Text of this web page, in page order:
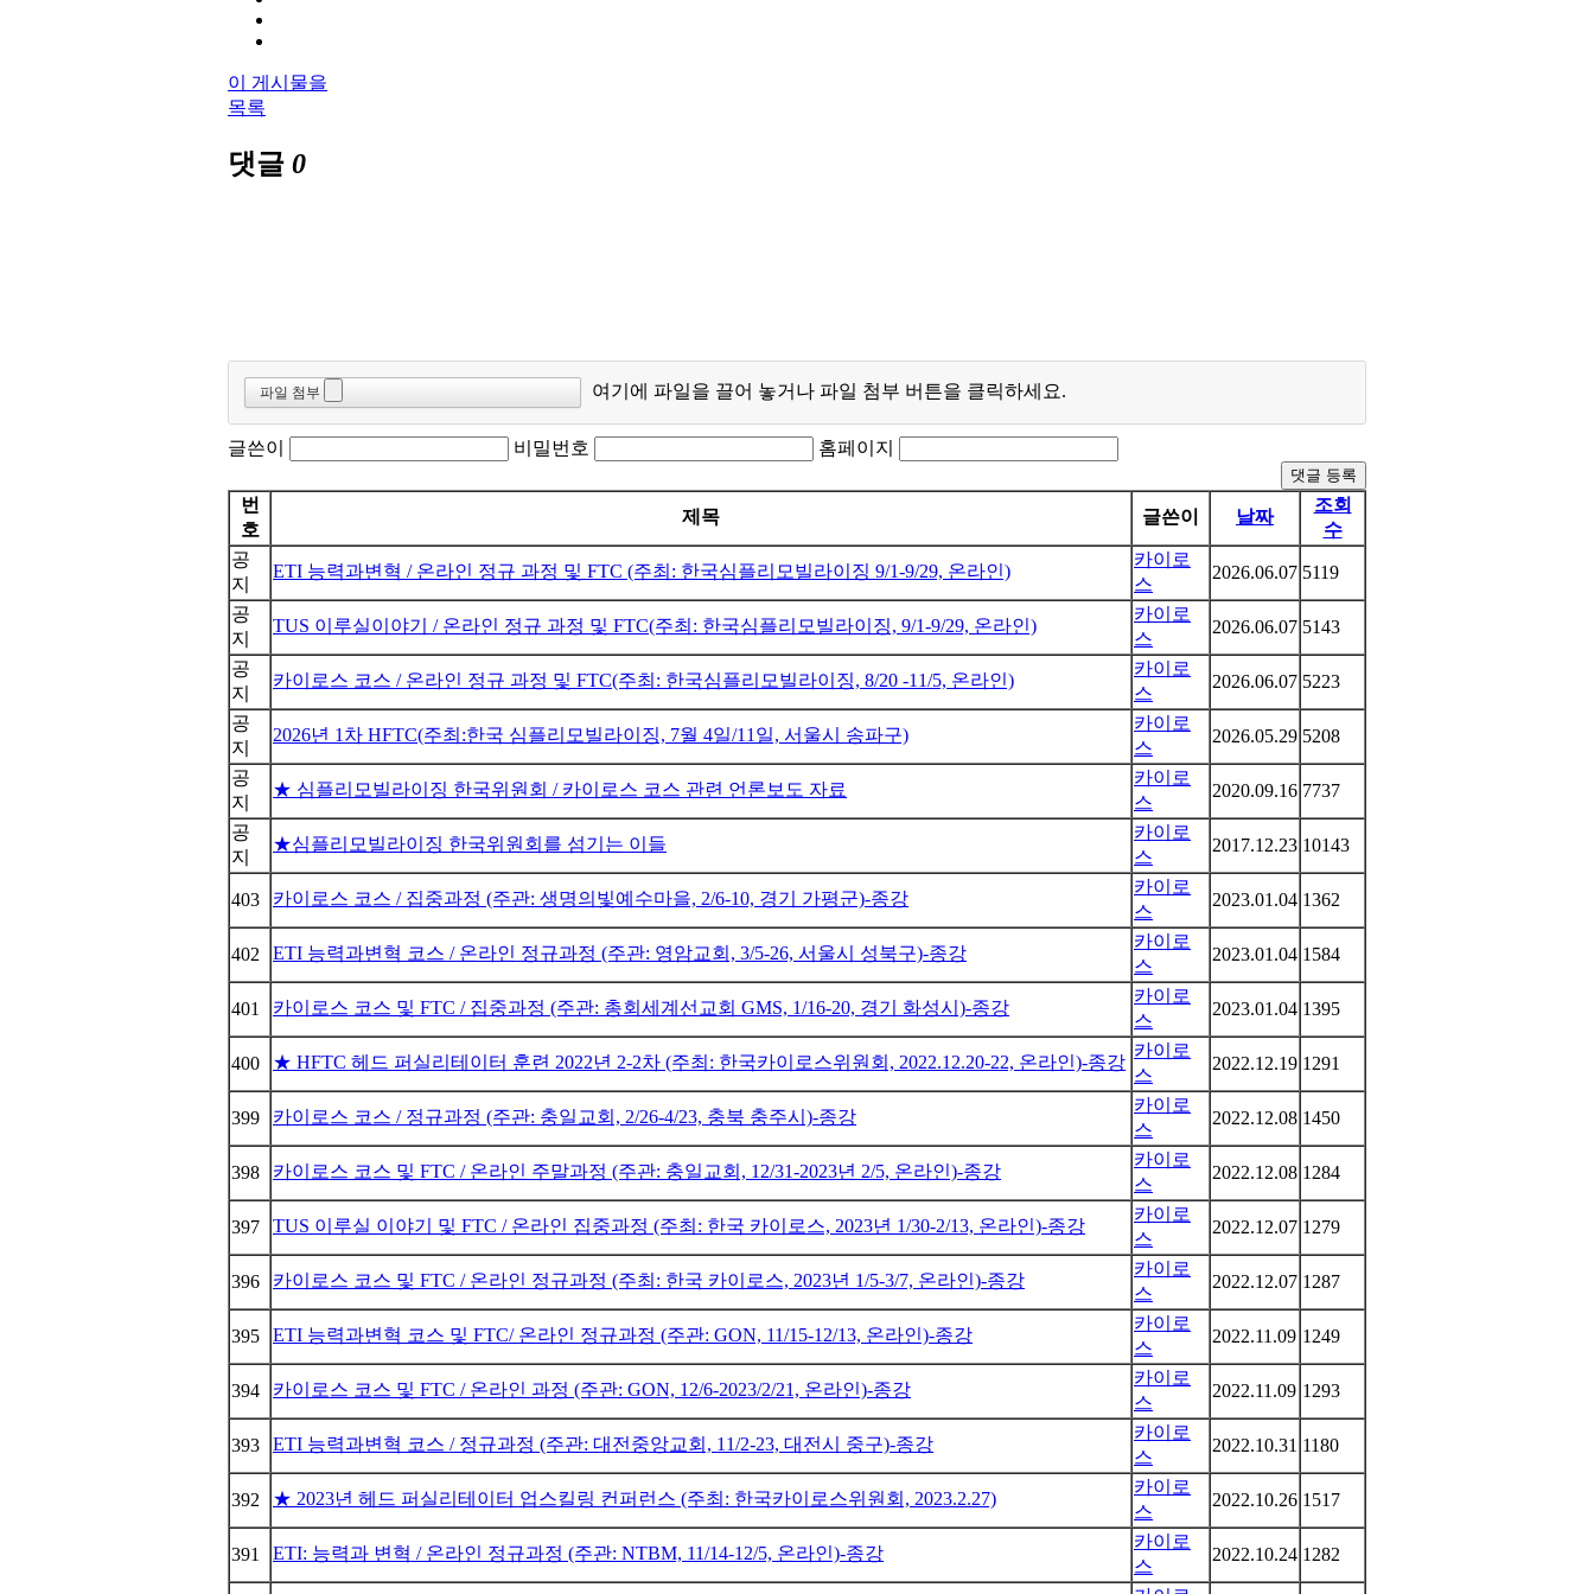
이 게시물을
목록
댓글 0
파일 첨부 여기에 파일을 끌어 놓거나 파일 첨부 버튼을 클릭하세요.
글쓴이 비밀번호 홈페이지
댓글 등록
번
호
제목 글쓴이 날짜
조회
수
공
지
ETI 능력과변혁 / 온라인 정규 과정 및 FTC (주최: 한국심플리모빌라이징 9/1-9/29, 온라인)
카이로
스
2026.06.07 5119
공
지
TUS 이루실이야기 / 온라인 정규 과정 및 FTC(주최: 한국심플리모빌라이징, 9/1-9/29, 온라인)
카이로
스
2026.06.07 5143
공
지
카이로스 코스 / 온라인 정규 과정 및 FTC(주최: 한국심플리모빌라이징, 8/20 -11/5, 온라인)
카이로
스
2026.06.07 5223
공
지
2026년 1차 HFTC(주최:한국 심플리모빌라이징, 7월 4일/11일, 서울시 송파구)
카이로
스
2026.05.29 5208
공
지
★ 심플리모빌라이징 한국위원회 / 카이로스 코스 관련 언론보도 자료
카이로
스
2020.09.16 7737
공
지
★심플리모빌라이징 한국위원회를 섬기는 이들
카이로
스
2017.12.23 10143
403 카이로스 코스 / 집중과정 (주관: 생명의빛예수마을, 2/6-10, 경기 가평군)-종강
카이로
스
2023.01.04 1362
402 ETI 능력과변혁 코스 / 온라인 정규과정 (주관: 영암교회, 3/5-26, 서울시 성북구)-종강
카이로
스
2023.01.04 1584
401 카이로스 코스 및 FTC / 집중과정 (주관: 총회세계선교회 GMS, 1/16-20, 경기 화성시)-종강
카이로
스
2023.01.04 1395
400 ★ HFTC 헤드 퍼실리테이터 훈련 2022년 2-2차 (주최: 한국카이로스위원회, 2022.12.20-22, 온라인)-종강
카이로
스
2022.12.19 1291
399 카이로스 코스 / 정규과정 (주관: 충일교회, 2/26-4/23, 충북 충주시)-종강
카이로
스
2022.12.08 1450
398 카이로스 코스 및 FTC / 온라인 주말과정 (주관: 충일교회, 12/31-2023년 2/5, 온라인)-종강
카이로
스
2022.12.08 1284
397 TUS 이루실 이야기 및 FTC / 온라인 집중과정 (주최: 한국 카이로스, 2023년 1/30-2/13, 온라인)-종강
카이로
스
2022.12.07 1279
396 카이로스 코스 및 FTC / 온라인 정규과정 (주최: 한국 카이로스, 2023년 1/5-3/7, 온라인)-종강
카이로
스
2022.12.07 1287
395 ETI 능력과변혁 코스 및 FTC/ 온라인 정규과정 (주관: GON, 11/15-12/13, 온라인)-종강
카이로
스
2022.11.09 1249
394 카이로스 코스 및 FTC / 온라인 과정 (주관: GON, 12/6-2023/2/21, 온라인)-종강
카이로
스
2022.11.09 1293
393 ETI 능력과변혁 코스 / 정규과정 (주관: 대전중앙교회, 11/2-23, 대전시 중구)-종강
카이로
스
2022.10.31 1180
392 ★ 2023년 헤드 퍼실리테이터 업스킬링 컨퍼런스 (주최: 한국카이로스위원회, 2023.2.27)
카이로
스
2022.10.26 1517
391 ETI: 능력과 변혁 / 온라인 정규과정 (주관: NTBM, 11/14-12/5, 온라인)-종강
카이로
스
2022.10.24 1282